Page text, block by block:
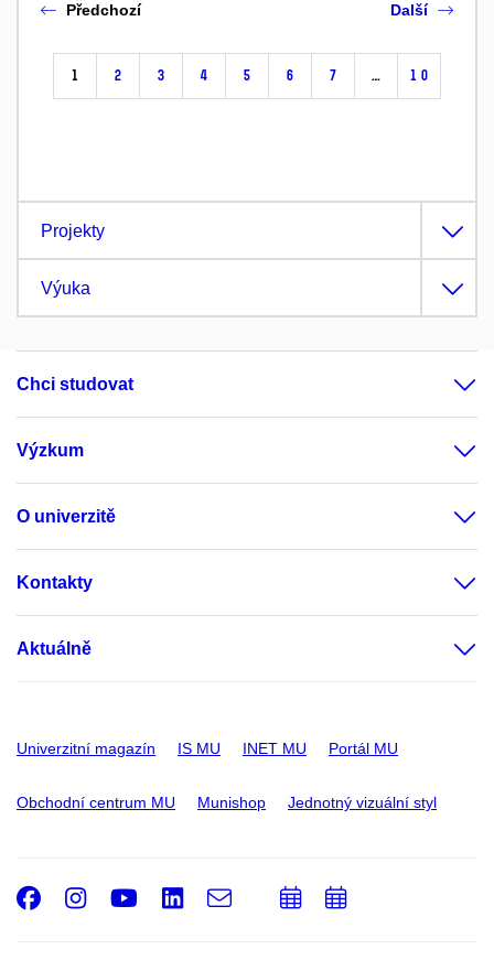
Předchozí
1 2 3 4 5 6 7 … 10
Další
Projekty
Výuka
Chci studovat
Výzkum
O univerzitě
Kontakty
Aktuálně
Univerzitní magazín IS MU INET MU Portál MU
Obchodní centrum MU Munishop Jednotný vizuální styl
Facebook
Instagram
Youtube
LinkedIn
e-
PřidatPřidat